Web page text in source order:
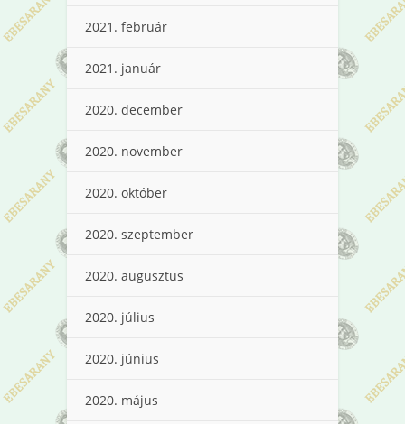
2021. február
2021. január
2020. december
2020. november
2020. október
2020. szeptember
2020. augusztus
2020. július
2020. június
2020. május